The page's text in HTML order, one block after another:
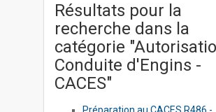
Résultats pour la
recherche dans la
catégorie
Conduite d'Engins -
CACES"